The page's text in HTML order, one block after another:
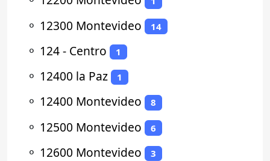
⚬ 12300 Montevideo 14
⚬ 124 - Centro 1
⚬ 12400 la Paz 1
⚬ 12400 Montevideo 8
⚬ 12500 Montevideo 6
⚬ 12600 Montevideo 3